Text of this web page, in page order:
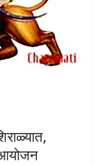
आयोजन